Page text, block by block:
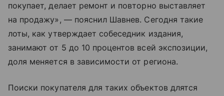
покупает, делает ремонт и повторно выставляет
на продажу», — пояснил Шавнев. Сегодня такие
лоты, как утверждает собеседник издания,
занимают от 5 до 10 процентов всей экспозиции,
доля меняется в зависимости от региона.
Поиски покупателя для таких объектов длятся